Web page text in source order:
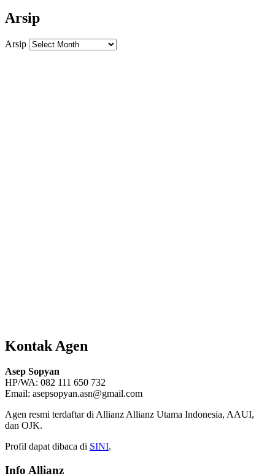
Arsip
Arsip
Kontak Agen
Asep Sopyan
HP/WA: 082 111 650 732
Email: asepsopyan.asn@gmail.com
Agen resmi terdaftar di Allianz Allianz Utama Indonesia, AAUI,
dan OJK.
Profil dapat dibaca di SINI.
Info Allianz